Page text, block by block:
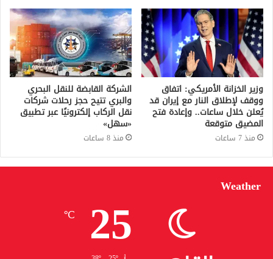
وزير الخزانة الأمريكي: اتفاق
ووقف لإطلاق النار مع إيران قد
يُعلن خلال ساعات.. وإعادة فتح
المضيق متوقعة
منذ 7 ساعات
الشركة القابضة للنقل البحري
والبري تتيح حجز رحلات شركات
نقل الركاب إلكترونيًا عبر تطبيق
«سهل»
منذ 8 ساعات
Weather
25
℃